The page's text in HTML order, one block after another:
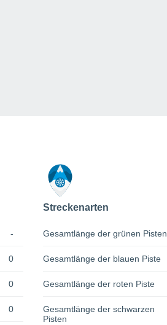
-
0
0
0
Streckenarten
Gesamtlänge der grünen Pisten
Gesamtlänge der blauen Piste
Gesamtlänge der roten Piste
Gesamtlänge der schwarzen
Pisten